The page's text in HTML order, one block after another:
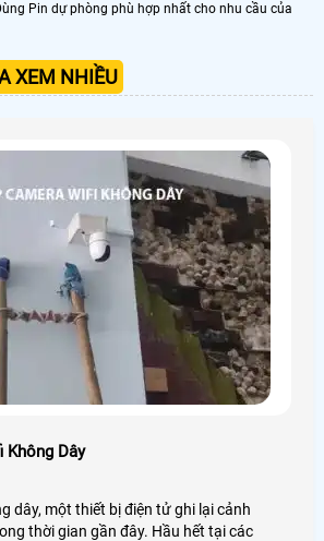
Pin dự phòng phù hợp nhất cho nhu cầu của
XEM NHIỀU
Không Dây
dây, một thiết bị điện tử ghi lại cảnh
gian gần đây. Hầu hết tại các